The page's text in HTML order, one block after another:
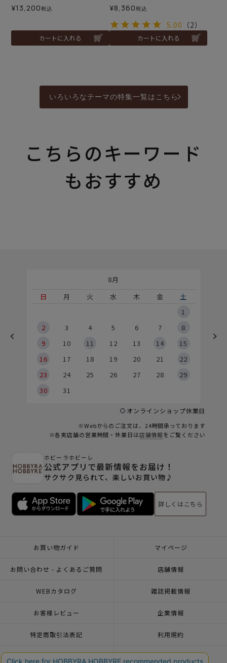
¥13,200税込
カートに入れる
¥8,360税込
5.00 （2）
カートに入れる
いろいろなテーマの特集一覧はこちら
こちらのキーワード
もおすすめ
8月
日
月 火 水 木 金
土
1
2
3 4 5 6 7
8
9
10 11 12 13 14
15
16
17 18 19 20 21
22
23
24 25 26 27 28
29
30
31
オンラインショップ休業日
※Webからのご注文は、24時間承っております
※各実店舗の営業時間・休業日は店舗情報をご覧ください
ホビーラホビーレ
公式アプリで最新情報をお届け！
サクサク見られて、楽しいお買い物♪
詳しくはこちら
お買い物ガイド マイページ
お問い合わせ - よくあるご質問 店舗情報
WEBカタログ 雑誌掲載情報
お客様レビュー 企業情報
特定商取引法表記 利用規約
一緒に働こう♪求人情報